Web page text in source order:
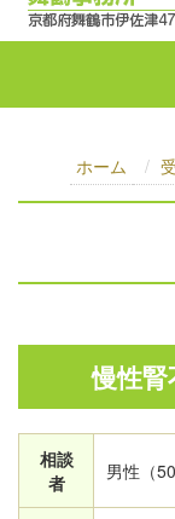
ホーム
慢性
相談
者
男性（50